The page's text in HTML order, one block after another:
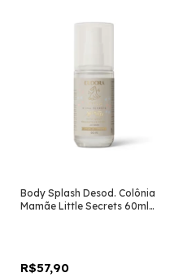
Body Splash Desod. Colônia
Mamãe Little Secrets 60ml
R$57,90